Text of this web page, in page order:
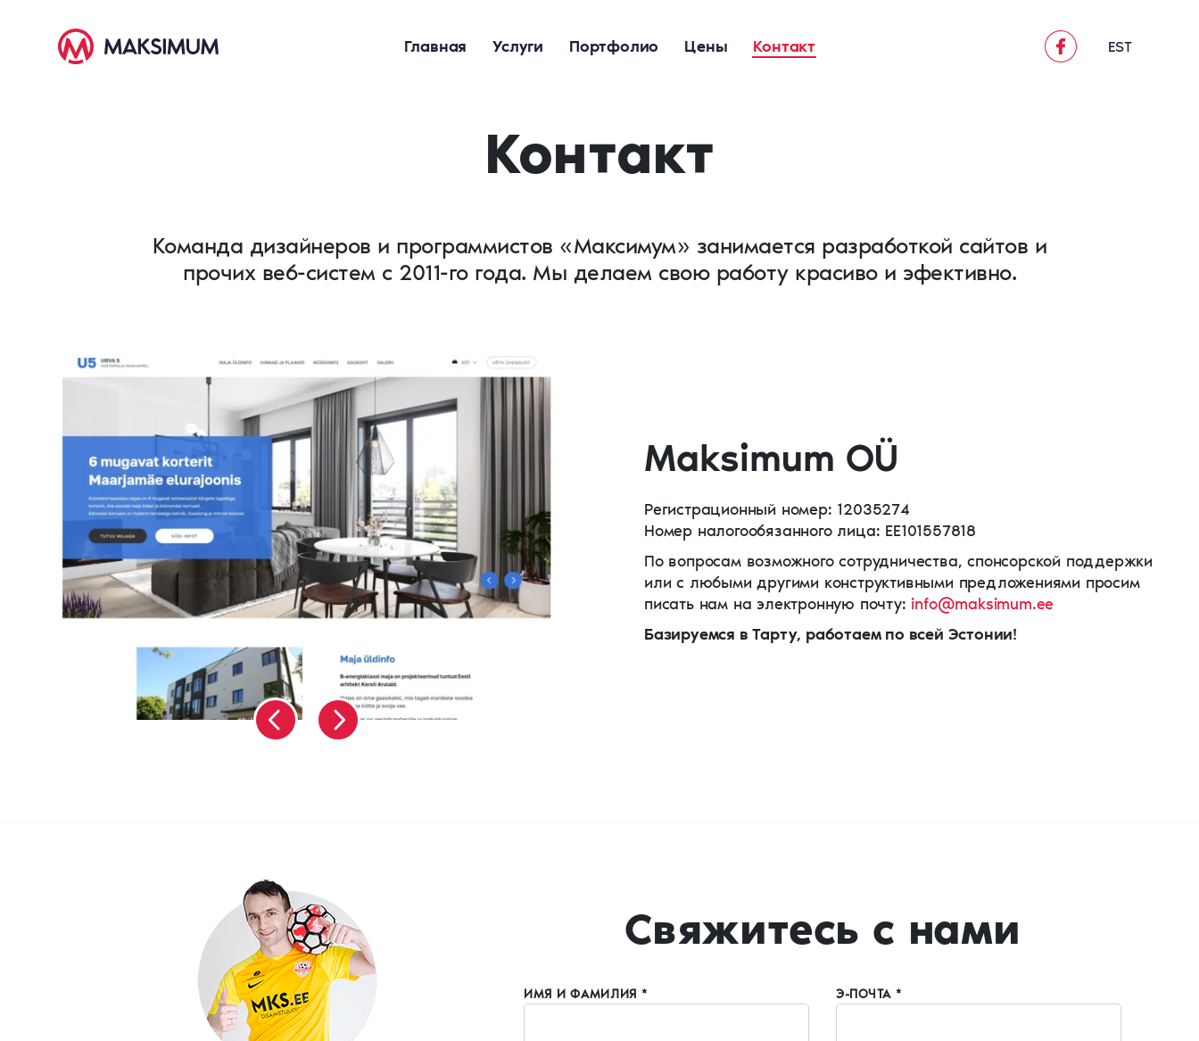
Главная Услуги Портфолио Цены Контакт EST
Контакт
Команда дизайнеров и программистов «Максимум» занимается разработкой сайтов и
прочих веб-систем с 2011-го года. Мы делаем свою работу красиво и эфективно.
Maksimum OÜ
Регистрационный номер: 12035274
Номер налогообязанного лица: EE101557818
По вопросам возможного сотрудничества, спонсорской поддержки
или с любыми другими конструктивными предложениями просим
писать нам на электронную почту: info@maksimum.ee
Базируемся в Тарту, работаем по всей Эстонии!
Свяжитесь с нами
ИМЯ И ФАМИЛИЯ * Э-ПОЧТА *